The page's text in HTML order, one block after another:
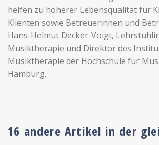
helfen zu höherer Lebensqualität für
Klienten sowie Betreuerinnen und
Hans-Helmut Decker-Voigt,
Musiktherapie und Direktor des
Musiktherapie der Hochschule für
Hamburg.
16 andere Artikel in der